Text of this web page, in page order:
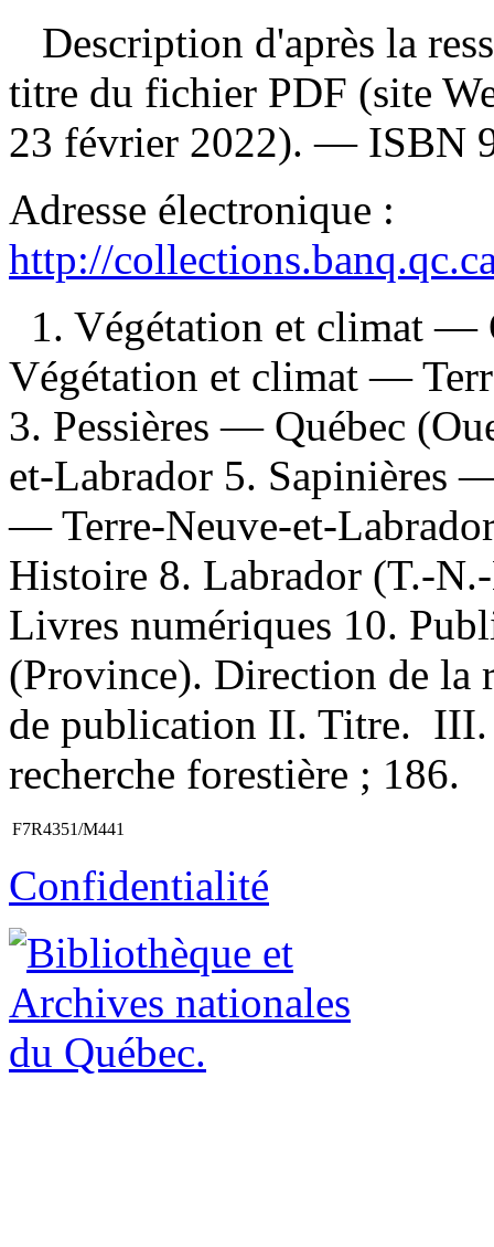
Description d'après la
titre du fichier PDF (site
23 février 2022). — ISBN
Adresse électronique :
http://
1. Végétation et climat —
Végétation et climat —
3. Pessières — Québec
et-Labrador 5. Sapinières
— Terre-Neuve-et-
Histoire 8. Labrador (T.-
Livres numériques 10.
(Province). Direction de la
de publication II. Titre.
recherche forestière ; 186.
F7R4351/M441
Confidentialité